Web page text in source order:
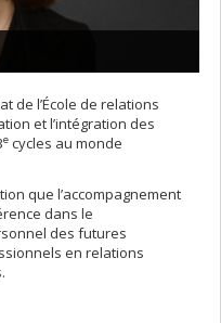
de l’École de relations
et l’intégration des
e cycles au monde
que l’accompagnement
dans le
des futures
en relations